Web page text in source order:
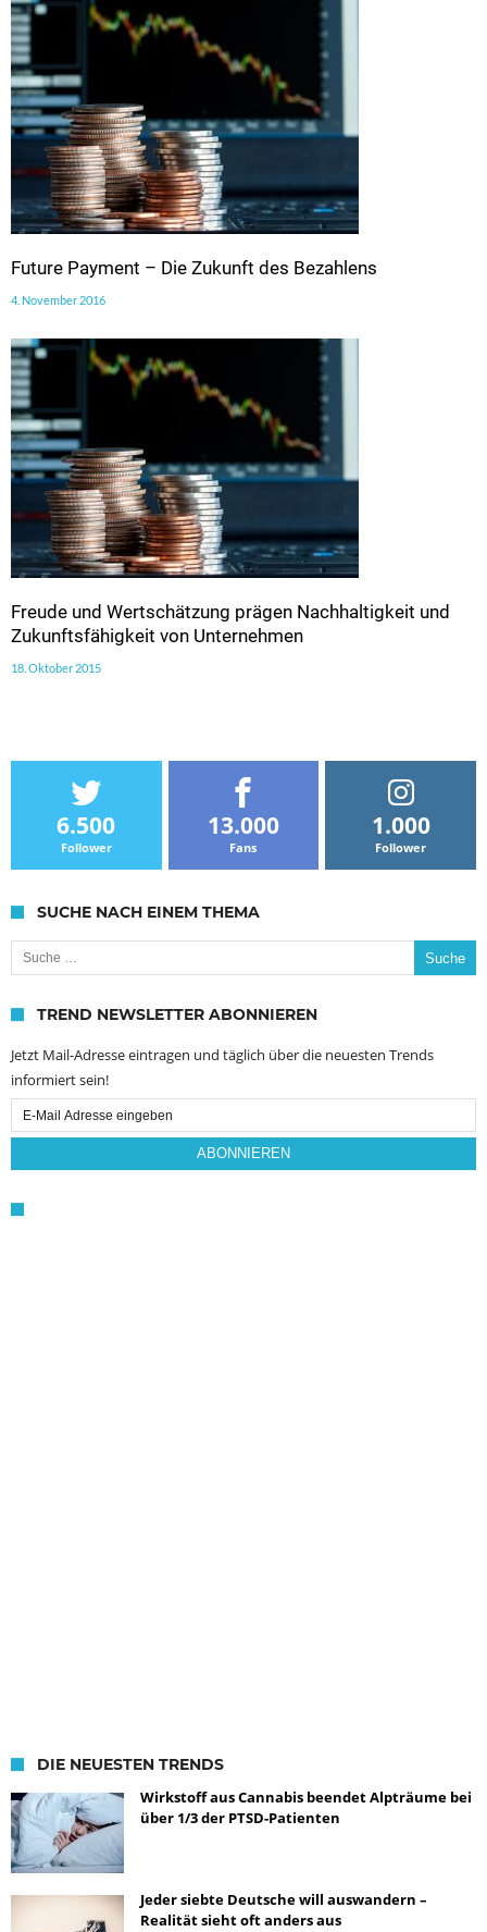
Future Payment – Die Zukunft des Bezahlens
4. November 2016
Freude und Wertschätzung prägen Nachhaltigkeit und
Zukunftsfähigkeit von Unternehmen
18. Oktober 2015
6.500
Follower
13.000
Fans
1.000
Follower
SUCHE NACH EINEM THEMA
Suche nach:
TREND NEWSLETTER ABONNIEREN
Jetzt Mail-Adresse eintragen und täglich über die neuesten Trends
informiert sein!
Email
Subscription
ABONNIEREN
DIE NEUESTEN TRENDS
Wirkstoff aus Cannabis beendet Alpträume bei
über 1/3 der PTSD-Patienten
Jeder siebte Deutsche will auswandern –
Realität sieht oft anders aus